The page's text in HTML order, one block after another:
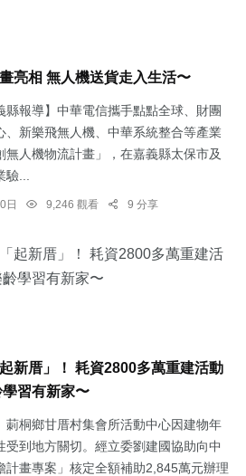
亮相 無人機送貨走入生活〜
縣報導】中華電信攜手點點全球、財團
、新樂飛無人機、中華系統整合等產業
無人機物流計畫」，在嘉義縣太保市及
...
日 9,246 觀看 9 分享
新厝」！ 耗資2800多萬重建活動
習有新家〜
莿桐鄉甘厝村集會所活動中心因建物年
到地方關切。經立委劉建國協助向中
計畫專案」核定全額補助2,845萬元辦理